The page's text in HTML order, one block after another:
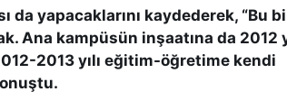
da yapacaklarını kaydederek, “Bu
Ana kampüsün inşaatına da 2012
2013 yılı eğitim-öğretime kendi